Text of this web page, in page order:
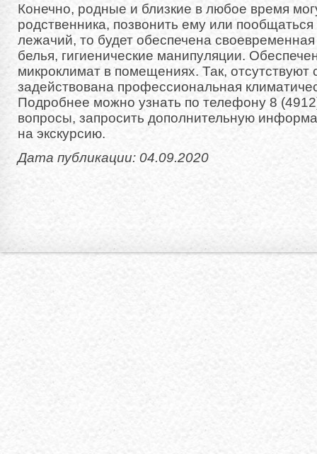
Конечно, родные и близкие в любое время
родственника, позвонить ему или
лежачий, то будет обеспечена
белья, гигиенические манипуляции.
микроклимат в помещениях. Так, отсутствуют
задействована профессиональная
Подробнее можно узнать по телефону 8
вопросы, запросить дополнительную
на экскурсию.
Дата публикации: 04.09.2020